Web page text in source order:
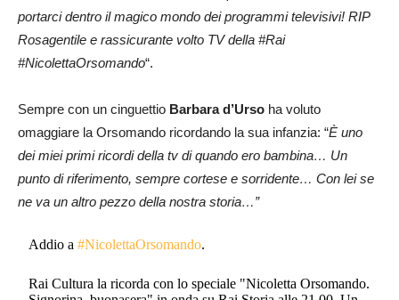
portarci dentro il magico mondo dei programmi televisivi! RIP
Rosagentile e rassicurante volto TV della #Rai
#NicolettaOrsomando“.
Sempre con un cinguettio Barbara d’Urso ha voluto
omaggiare la Orsomando ricordando la sua infanzia: “È uno
dei miei primi ricordi della tv di quando ero bambina… Un
punto di riferimento, sempre cortese e sorridente… Con lei se
ne va un altro pezzo della nostra storia…”
Addio a#NicolettaOrsomando.
Rai Cultura la ricorda con lo speciale "Nicoletta Orsomando.